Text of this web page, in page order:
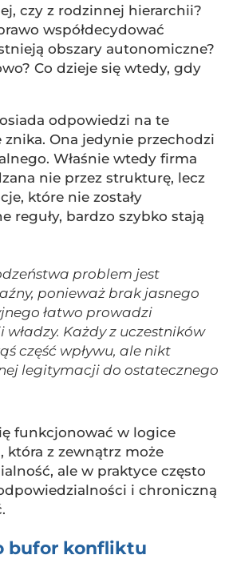
czy z rodzinnej hierarchii?
współdecydować
obszary autonomiczne?
Co dzieje się wtedy, gdy
odpowiedzi na te
znika. Ona jedynie przechodzi
Właśnie wtedy firma
nie przez strukturę, lecz
które nie zostały
reguły, bardzo szybko stają
problem jest
ponieważ brak jasnego
łatwo prowadzi
Każdy z uczestników
część wpływu, ale nikt
legitymacji do ostatecznego
funkcjonować w logice
która z zewnątrz może
ale w praktyce często
i chroniczną
bufor konfliktu